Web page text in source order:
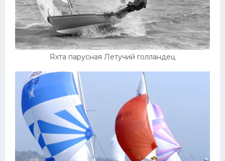
Яхта парусная Летучий голландец